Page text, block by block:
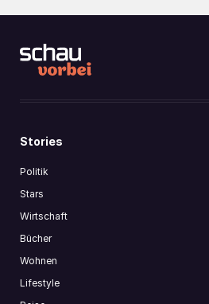
Stories
Politik
Stars
Wirtschaft
Bücher
Wohnen
Lifestyle